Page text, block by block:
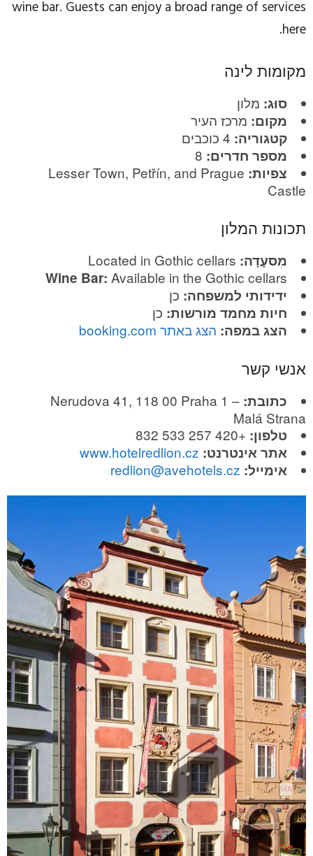
wine bar. Guests can enjoy a broad range of services
here.
מקומות לינה
סוּג: מלון
מקום: מרכז העיר
קטגוריה:
מספר חדרים:
צפיות: Lesser Town, Petřín, and Prague
Castle
תכונות המלון
מִסעָדָה:
Wine Bar: Available in the Gothic cellars
ידידותי למשפחה: כן
חיות מחמד מורשות: כן
הצג במפה: הצג באתר booking.com
אנשי קשר
כתובת: Nerudova 41, 118 00 Praha 1 –
Malá Strana
טלפון: +420 257 533 832
אתר אינטרנט: www.hotelredlion.cz
אימייל: redlion@avehotels.cz